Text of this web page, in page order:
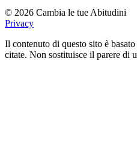
© 2026 Cambia le tue Abitudini
Privacy
Il contenuto di questo sito è
citate. Non sostituisce il parere di